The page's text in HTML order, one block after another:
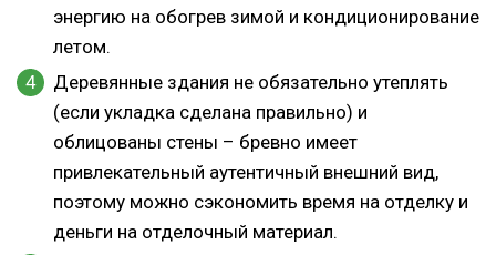
энергию на обогрев зимой и кондиционирование
летом.
Деревянные здания не обязательно утеплять
(если укладка сделана правильно) и
облицованы стены – бревно имеет
привлекательный аутентичный внешний вид,
поэтому можно сэкономить время на отделку и
деньги на отделочный материал.